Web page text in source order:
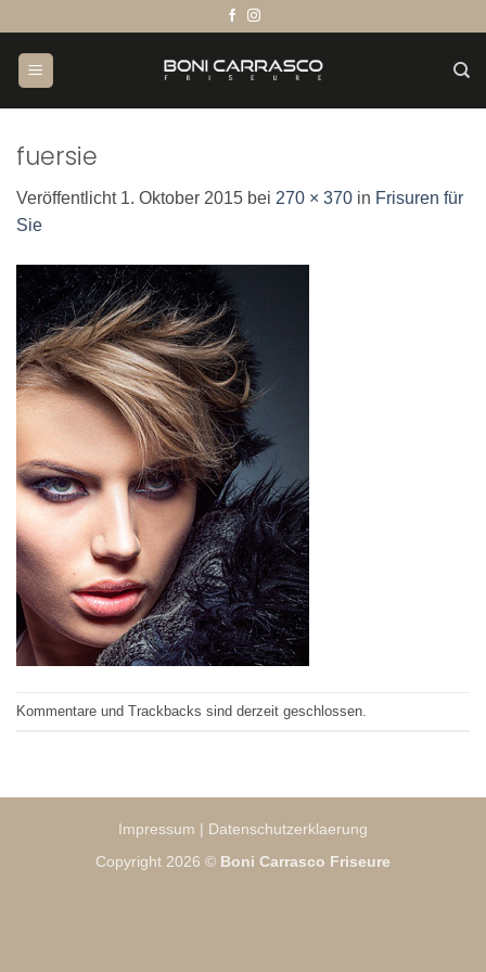
springen
fuersie
Veröffentlicht 1. Oktober 2015 bei 270 × 370 in Frisuren für
Sie
Kommentare und Trackbacks sind derzeit geschlossen.
Impressum | Datenschutzerklaerung
Copyright 2026 © Boni Carrasco Friseure